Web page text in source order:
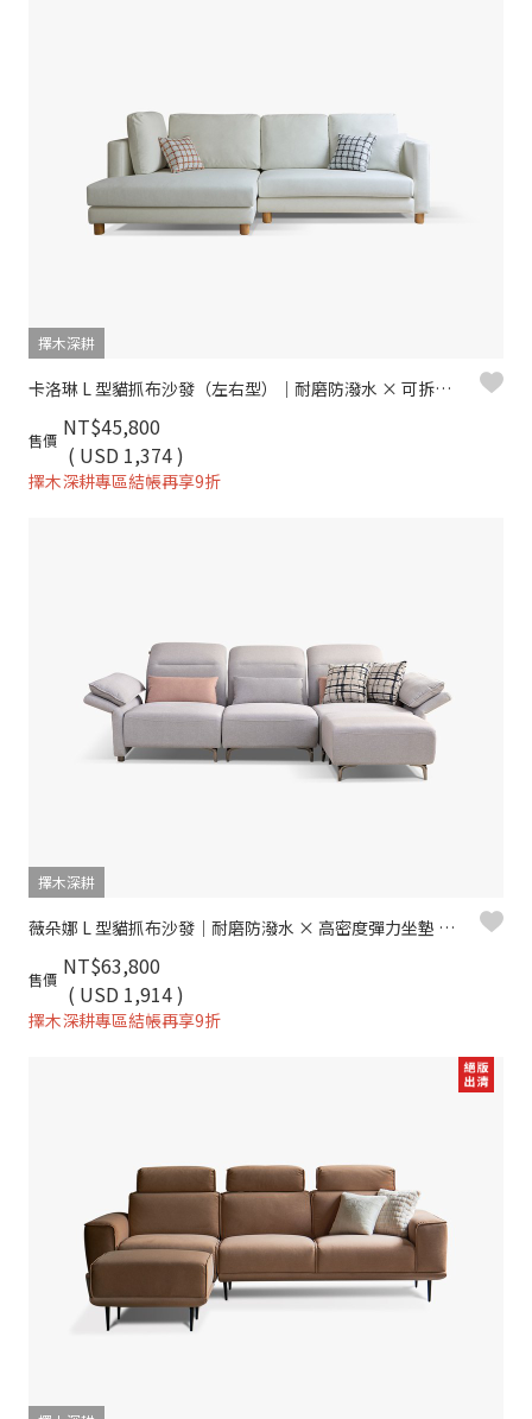
擇木深耕
卡洛琳 L 型貓抓布沙發（左右型）｜耐磨防潑水 × 可拆洗布套 × 親子寵物首選 – 擇木深耕
售價 NT$45,800
( USD 1,374 )
擇木深耕專區結帳再享9折
擇木深耕
薇朵娜 L 型貓抓布沙發｜耐磨防潑水 × 高密度彈力坐墊 × 十年骨架保固 – 擇木深耕系列
售價 NT$63,800
( USD 1,914 )
擇木深耕專區結帳再享9折